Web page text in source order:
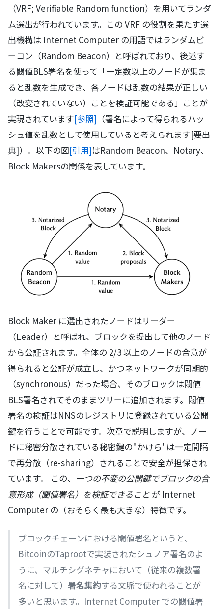
（VRF; Verifiable Random function）を用いてランダ
ム選出が行われています。この VRF の役割を果たす選
出機構は Internet Computer の用語ではランダムビ
ーコン（Random Beacon）と呼ばれており、後述す
る閾値BLS署名を使って「一定数以上のノードが集ま
ると乱数を生成でき、各ノードは乱数の結果が正しい
（改変されていない）ことを検証可能である」ことが
実現されています[参照] （署名によって得られるハッ
シュ値を乱数として使用していると考えられます[要出
典]）。以下の図[引用]はRandom Beacon、Notary、
Block Makersの関係を表しています。
Block Maker に選出されたノードはリーダー
（Leader）と呼ばれ、ブロックを提出して他のノード
から公証されます。全体の 2/3 以上のノードの合意が
得られると公証が成立し、かつネットワークが同期的
（synchronous）だった場合、そのブロックは閾値
BLS署名されてそのままツリーに追加されます。閾値
署名の検証はNNSのレジストリに登録されている公開
鍵を行うことで可能です。次章で説明しますが、ノー
ドに秘密分散されている秘密鍵の"かけら"は一定間隔
で再分散（re-sharing）されることで安全が担保され
ています。 この、 一つの不変の公開鍵でブロックの合
意形成（閾値署名）を検証できること が Internet
Computer の（おそらく最も大きな）特徴です。
ブロックチェーンにおける閾値署名というと、
BitcoinのTaprootで実装されたシュノア署名のよ
うに、マルチシグネチャにおいて（従来の複数署
名に対して）署名集約する文脈で使われることが
多いと思います。Internet Computer での閾値署